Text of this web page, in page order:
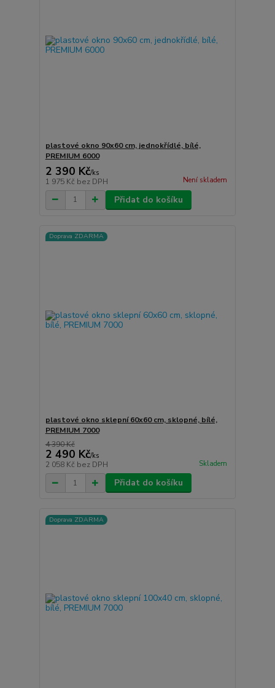
plastové okno 90x60 cm, jednokřídlé, bílé,
PREMIUM 6000
2 390 Kč/ks
1 975 Kč bez DPH Není skladem
Přidat do košíku
Doprava ZDARMA
plastové okno sklepní 60x60 cm, sklopné, bílé,
PREMIUM 7000
4 390 Kč
2 490 Kč/ks
2 058 Kč bez DPH Skladem
Přidat do košíku
Doprava ZDARMA